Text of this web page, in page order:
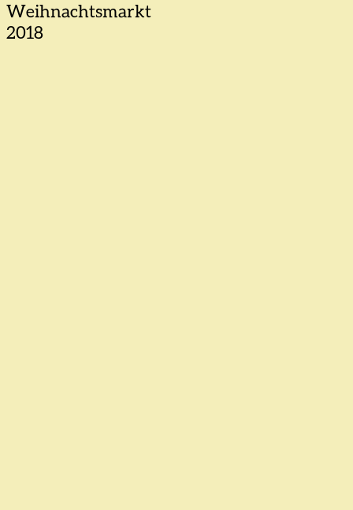
Weihnachtsmarkt
2018